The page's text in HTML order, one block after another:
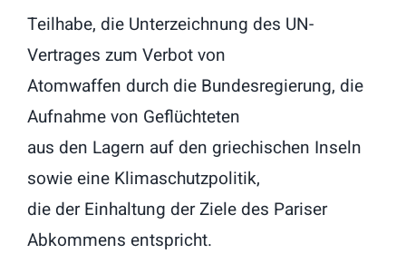
Teilhabe, die Unterzeichnung des UN-
Vertrages zum Verbot von
Atomwaffen durch die Bundesregierung, die
Aufnahme von Geflüchteten
aus den Lagern auf den griechischen Inseln
sowie eine Klimaschutzpolitik,
die der Einhaltung der Ziele des Pariser
Abkommens entspricht.